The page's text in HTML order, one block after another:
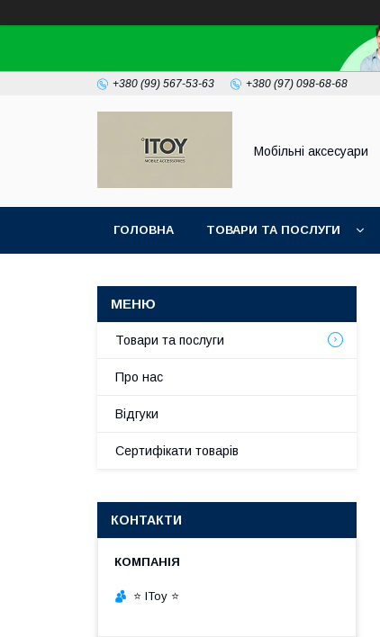
+380 (99) 567-53-63 +380 (97) 098-68-68
Мобільні аксесуари
ГОЛОВНА ТОВАРИ ТА ПОСЛУГИ
Товари та послуги
Про нас
Відгуки
Сертифікати товарів
КОНТАКТИ
⭐ IToy ⭐